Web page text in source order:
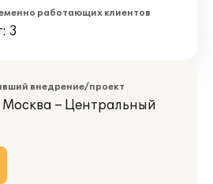
работающих клиентов
3
внедрение/проект
– Центральный